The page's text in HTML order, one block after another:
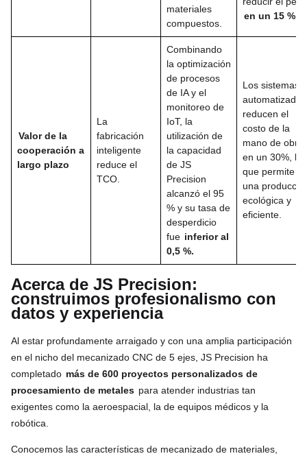
materiales
compuestos.
en un 15 %
Valor de la
cooperación a
largo plazo
La
fabricación
inteligente
reduce el
TCO.
Combinando
la optimización
de procesos
de IA y el
monitoreo de
IoT, la
utilización de
la capacidad
de JS
Precision
alcanzó el 95
% y su tasa de
desperdicio
fue inferior al
0,5 %.
Los sistemas
automatizados
reducen el
costo de la
mano de obra
en un 30%, lo
que permite
una
ecológica y
eficiente.
Acerca de JS Precision:
construimos profesionalismo con
datos y experiencia
Al estar profundamente arraigado y con una amplia participación
en el nicho del mecanizado CNC de 5 ejes, JS Precision ha
completado más de 600 proyectos personalizados de
procesamiento de metales para atender industrias tan
exigentes como la aeroespacial, la de equipos médicos y la
robótica.
Conocemos las características de mecanizado de materiales,